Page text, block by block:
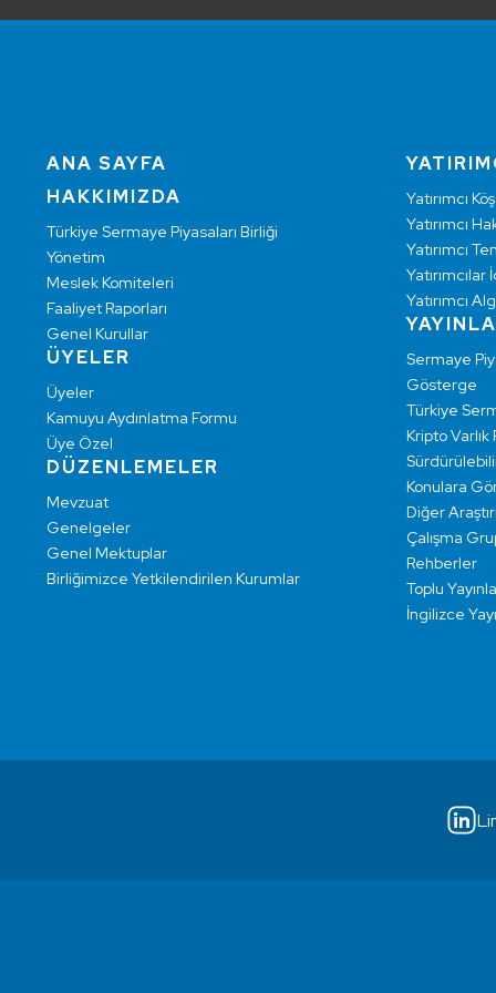
ANA SAYFA
HAKKIMIZDA
Türkiye Sermaye Piyasaları Birliği
Yönetim
Meslek Komiteleri
Faaliyet Raporları
Genel Kurullar
ÜYELER
Üyeler
Kamuyu Aydınlatma Formu
Üye Özel
DÜZENLEMELER
Mevzuat
Genelgeler
Genel Mektuplar
Birliğimizce Yetkilendirilen Kurumlar
Yatırımcı
Yatırımcı
Yatırımcı
Yatırımcılar
Yatırımcı
Sermaye
Gösterge
Türkiye
Kripto Varlık
Konulara
Diğer
Çalışma
Rehberler
Toplu
İngilizce